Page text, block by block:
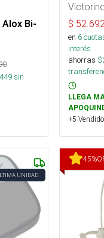
Bi-
sin
$
en 6
interés
ahorras $
LLEGA
+5
UNIDAD
45%